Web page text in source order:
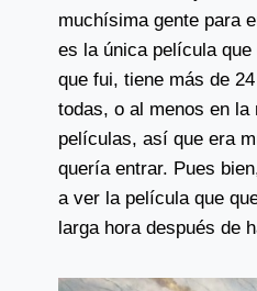
muchísima gente para
es la única película
que fui, tiene más de
todas, o al menos en la
películas, así que era
quería entrar. Pues
a ver la película que
larga hora después de